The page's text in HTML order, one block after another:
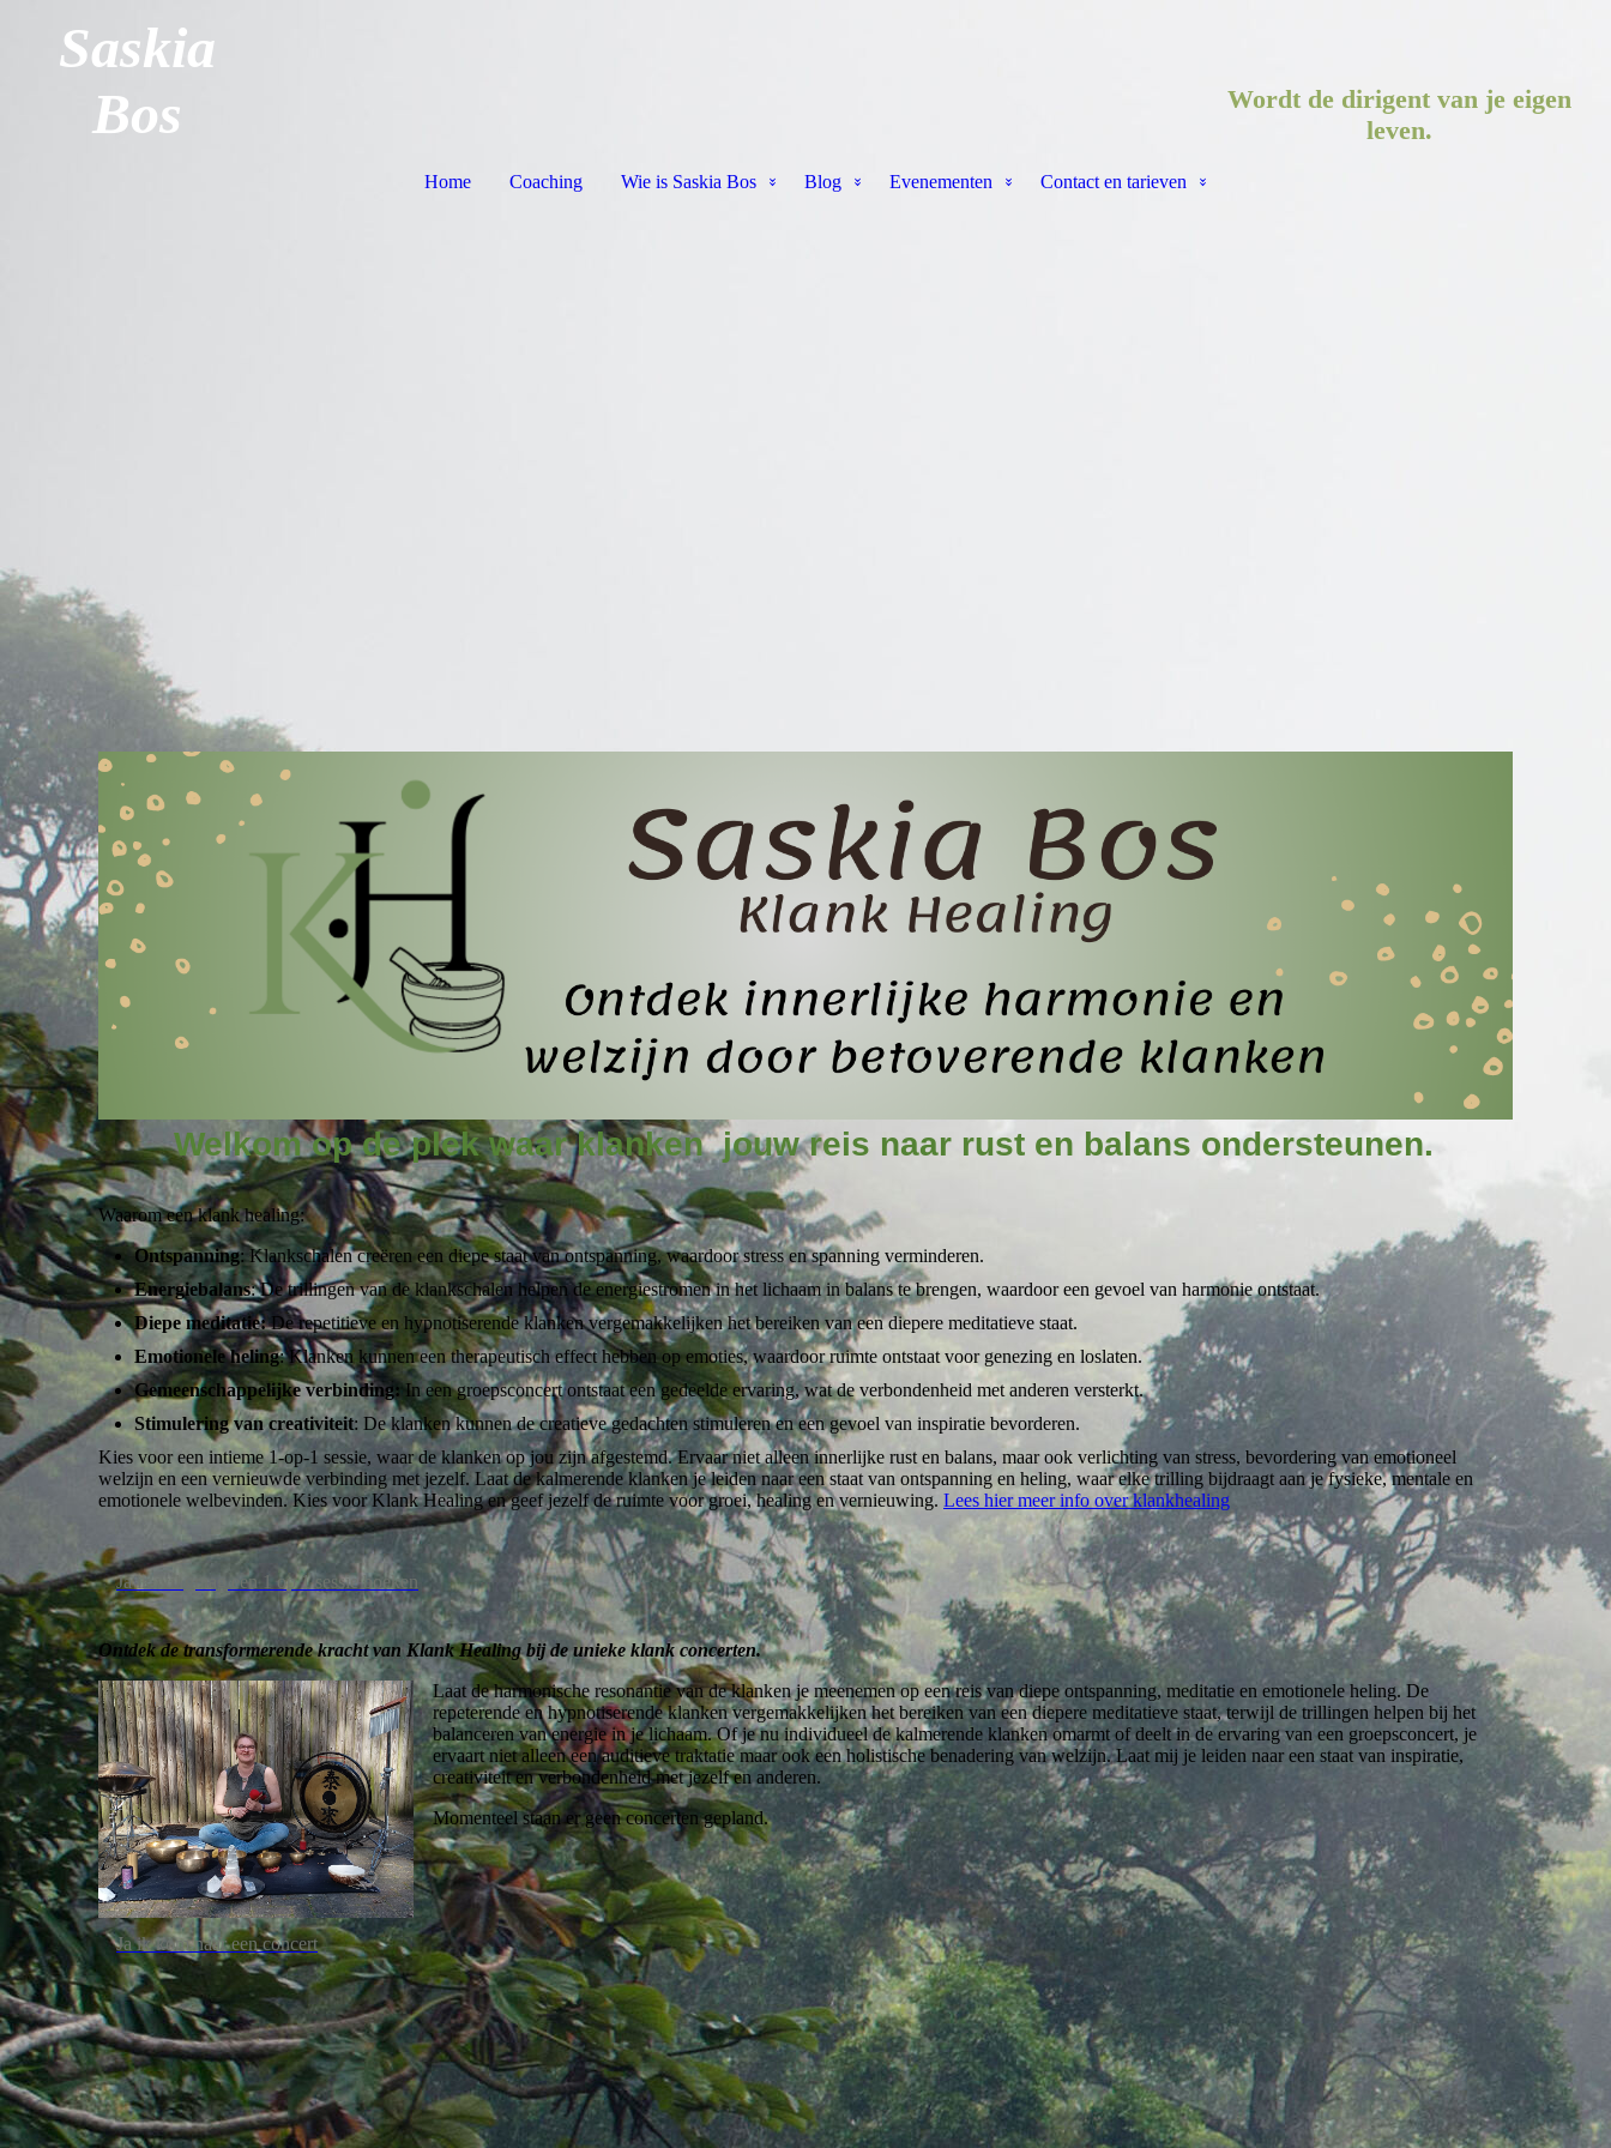
Saskia
Bos
Wordt de dirigent van je eigen
leven.
Home Coaching Wie is Saskia Bos Blog Evenementen Contact en tarieven
Welkom op de plek waar klanken jouw reis naar rust en balans ondersteunen.
Waarom een klank healing:
Ontspanning: Klankschalen creëren een diepe staat van ontspanning, waardoor stress en spanning verminderen.
Energiebalans: De trillingen van de klankschalen helpen de energiestromen in het lichaam in balans te brengen, waardoor een gevoel van harmonie ontstaat.
Diepe meditatie:De repetitieve en hypnotiserende klanken vergemakkelijken het bereiken van een diepere meditatieve staat.
Emotionele heling: Klanken kunnen een therapeutisch effect hebben op emoties, waardoor ruimte ontstaat voor genezing en loslaten.
Gemeenschappelijke verbinding: In een groepsconcert ontstaat een gedeelde ervaring, wat de verbondenheid met anderen versterkt.
Stimulering van creativiteit: De klanken kunnen de creatieve gedachten stimuleren en een gevoel van inspiratie bevorderen.
Kies voor een intieme 1-op-1 sessie, waar de klanken op jou zijn afgestemd. Ervaar niet alleen innerlijke rust en balans, maar ook verlichting van stress, bevordering van emotioneel
welzijn en een vernieuwde verbinding met jezelf. Laat de kalmerende klanken je leiden naar een staat van ontspanning en heling, waar elke trilling bijdraagt aan je fysieke, mentale en
emotionele welbevinden. Kies voor Klank Healing en geef jezelf de ruimte voor groei, healing en vernieuwing. Lees hier meer info over klankhealing
Ja ik wil graag een 1 op 1 sessie boeken
Ontdek de transformerende kracht van Klank Healing bij de unieke klank concerten.
Laat de harmonische resonantie van de klanken je meenemen op een reis van diepe ontspanning, meditatie en emotionele heling. De
repeterende en hypnotiserende klanken vergemakkelijken het bereiken van een diepere meditatieve staat, terwijl de trillingen helpen bij het
balanceren van energie in je lichaam. Of je nu individueel de kalmerende klanken omarmt of deelt in de ervaring van een groepsconcert, je
ervaart niet alleen een auditieve traktatie maar ook een holistische benadering van welzijn. Laat mij je leiden naar een staat van inspiratie,
creativiteit en verbondenheid met jezelf en anderen.
Momenteel staan er geen concerten gepland.
Ja ik kom naar een concert